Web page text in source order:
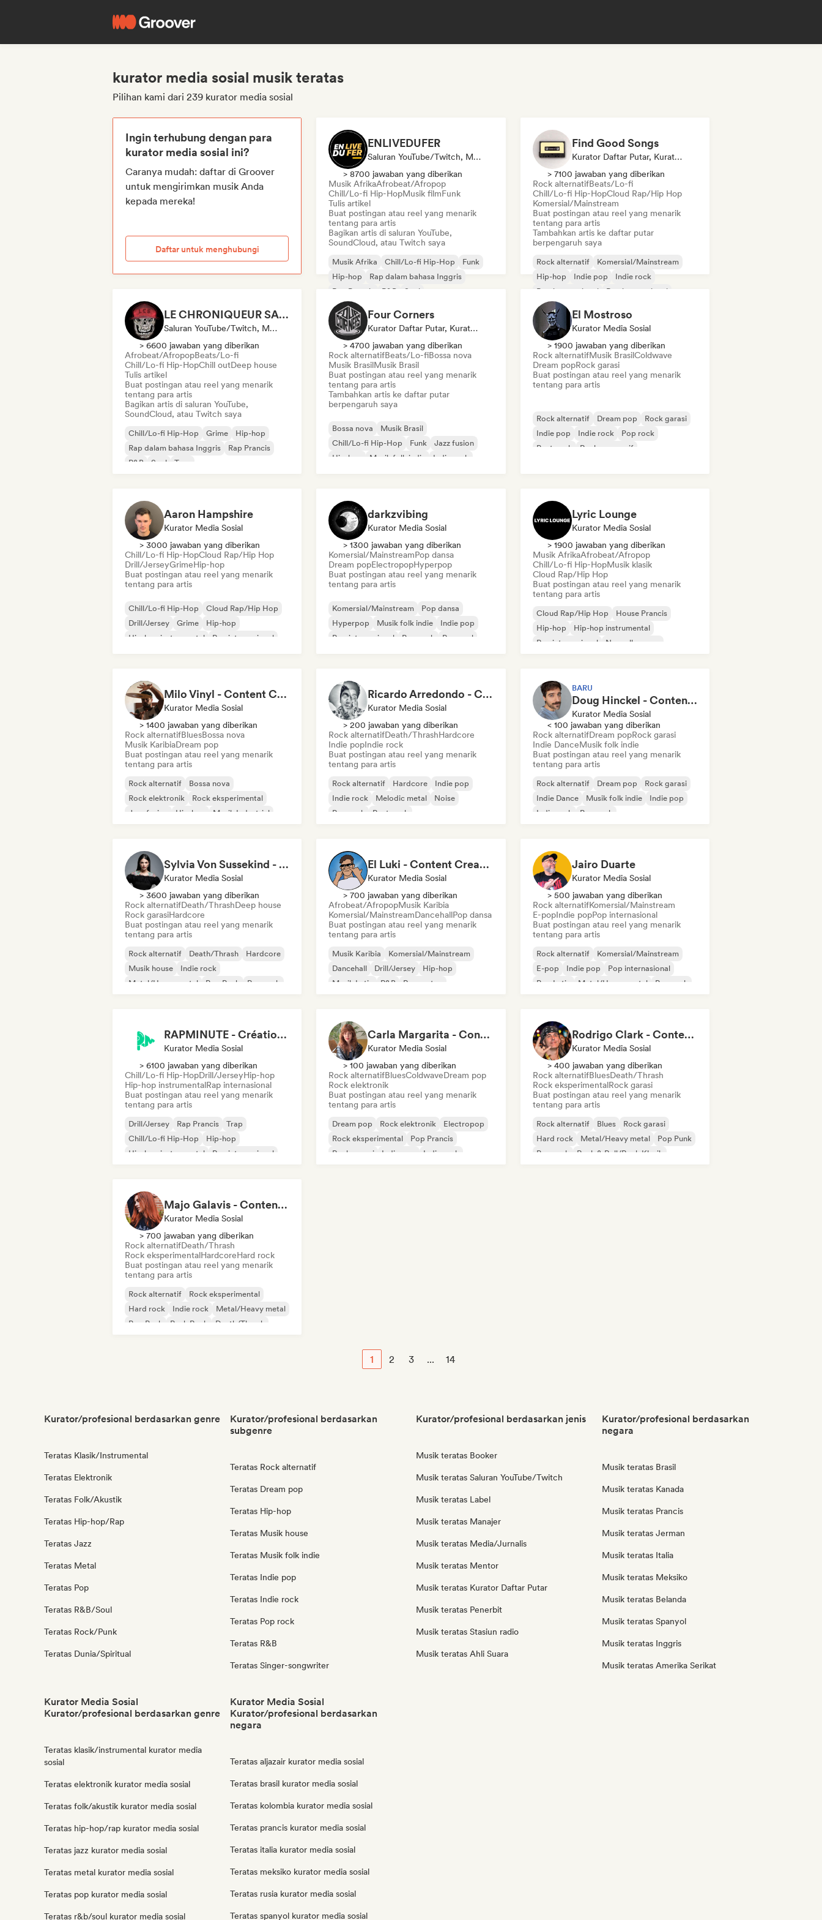
kurator media sosial musik teratas
Pilihan kami dari 239 kurator media sosial
Ingin terhubung dengan para
kurator media sosial ini?
Caranya mudah: daftar di Groover
untuk mengirimkan musik Anda
kepada mereka!
Daftar untuk menghubungi
ENLIVEDUFER
Saluran YouTube/Twitch, Media/Jurnalis, Kurator Media Sosial
> 8700 jawaban yang diberikan
Musik AfrikaAfrobeat/Afropop
Chill/Lo-fi Hip-HopMusik filmFunk
Tulis artikel
Buat postingan atau reel yang menarik
tentang para artis
Bagikan artis di saluran YouTube,
SoundCloud, atau Twitch saya
Musik Afrika Chill/Lo-fi Hip-Hop
Funk
Hip-hop
Rap dalam bahasa Inggris
Rap Prancis
R&B Soul
Find Good Songs
Kurator Daftar Putar, Kurator Media Sosial
> 7100 jawaban yang diberikan
Rock alternatifBeats/Lo-fi
Chill/Lo-fi Hip-HopCloud Rap/Hip Hop
Komersial/Mainstream
Buat postingan atau reel yang menarik
tentang para artis
Tambahkan artis ke daftar putar
berpengaruh saya
Rock alternatif
Komersial/Mainstream
Hip-hop
Indie pop
Indie rock
Pop internasional
Rap internasional
Pop rock
LE CHRONIQUEUR SALE
Saluran YouTube/Twitch, Media/Jurnalis, Kurator Media Sosial
> 6600 jawaban yang diberikan
Afrobeat/AfropopBeats/Lo-fi
Chill/Lo-fi Hip-HopChill outDeep house
Tulis artikel
Buat postingan atau reel yang menarik
tentang para artis
Bagikan artis di saluran YouTube,
SoundCloud, atau Twitch saya
Chill/Lo-fi Hip-Hop Grime
Hip-hop
Rap dalam bahasa Inggris
Rap Prancis
R&B
Soul Trap
Four Corners
Kurator Daftar Putar, Kurator Media Sosial
> 4700 jawaban yang diberikan
Rock alternatifBeats/Lo-fiBossa nova
Musik BrasilMusik Brasil
Buat postingan atau reel yang menarik
tentang para artis
Tambahkan artis ke daftar putar
berpengaruh saya
Bossa nova
Musik Brasil
Chill/Lo-fi Hip-Hop
Funk
Jazz fusion
Hip-hop
Musik folk indie Indie rock
El Mostroso
Kurator Media Sosial
> 1900 jawaban yang diberikan
Rock alternatifMusik BrasilColdwave
Dream popRock garasi
Buat postingan atau reel yang menarik
tentang para artis
Rock alternatif Dream pop
Rock garasi
Indie pop
Indie rock
Pop rock
Post-rock
Rock progresif
Aaron Hampshire
Kurator Media Sosial
> 3000 jawaban yang diberikan
Chill/Lo-fi Hip-HopCloud Rap/Hip Hop
Drill/JerseyGrimeHip-hop
Buat postingan atau reel yang menarik
tentang para artis
Chill/Lo-fi Hip-Hop
Cloud Rap/Hip Hop
Drill/Jersey
Grime
Hip-hop
Hip-hop instrumental
Rap internasional
darkzvibing
Kurator Media Sosial
> 1300 jawaban yang diberikan
Komersial/MainstreamPop dansa
Dream popElectropopHyperpop
Buat postingan atau reel yang menarik
tentang para artis
Komersial/Mainstream
Pop dansa
Hyperpop
Musik folk indie
Indie pop
Pop internasional
Pop rock Pop soul
Lyric Lounge
Kurator Media Sosial
> 1900 jawaban yang diberikan
Musik AfrikaAfrobeat/Afropop
Chill/Lo-fi Hip-HopMusik klasik
Cloud Rap/Hip Hop
Buat postingan atau reel yang menarik
tentang para artis
Cloud Rap/Hip Hop
House Prancis
Hip-hop
Hip-hop instrumental
Rap internasional
Nouvelle scene
Milo Vinyl - Content Creator
Kurator Media Sosial
> 1400 jawaban yang diberikan
Rock alternatifBluesBossa nova
Musik KaribiaDream pop
Buat postingan atau reel yang menarik
tentang para artis
Rock alternatif
Bossa nova
Rock elektronik
Rock eksperimental
Jazz fusion
Hip-hop
Musik Industrial
Ricardo Arredondo - Content Creator
Kurator Media Sosial
> 200 jawaban yang diberikan
Rock alternatifDeath/ThrashHardcore
Indie popIndie rock
Buat postingan atau reel yang menarik
tentang para artis
Rock alternatif Hardcore
Indie pop
Indie rock
Melodic metal
Noise
Pop rock
Post-rock
BARU
Doug Hinckel - Content Creator
Kurator Media Sosial
< 100 jawaban yang diberikan
Rock alternatifDream popRock garasi
Indie DanceMusik folk indie
Buat postingan atau reel yang menarik
tentang para artis
Rock alternatif Dream pop
Rock garasi
Indie Dance
Musik folk indie
Indie pop
Indie rock
Pop rock
Sylvia Von Sussekind - Content Creator
Kurator Media Sosial
> 3600 jawaban yang diberikan
Rock alternatifDeath/ThrashDeep house
Rock garasiHardcore
Buat postingan atau reel yang menarik
tentang para artis
Rock alternatif Death/Thrash
Hardcore
Musik house
Indie rock
Metal/Heavy metal
Pop Punk Pop rock
El Luki - Content Creator
Kurator Media Sosial
> 700 jawaban yang diberikan
Afrobeat/AfropopMusik Karibia
Komersial/MainstreamDancehallPop dansa
Buat postingan atau reel yang menarik
tentang para artis
Musik Karibia
Komersial/Mainstream
Dancehall
Drill/Jersey
Hip-hop
Musik Latin
R&B Reggaeton
Jairo Duarte
Kurator Media Sosial
> 500 jawaban yang diberikan
Rock alternatifKomersial/Mainstream
E-popIndie popPop internasional
Buat postingan atau reel yang menarik
tentang para artis
Rock alternatif
Komersial/Mainstream
E-pop
Indie pop
Pop internasional
Pop Latin
Metal/Heavy metal Pop rock
RAPMINUTE - Création de Contenu
Kurator Media Sosial
> 6100 jawaban yang diberikan
Chill/Lo-fi Hip-HopDrill/JerseyHip-hop
Hip-hop instrumentalRap internasional
Buat postingan atau reel yang menarik
tentang para artis
Drill/Jersey Rap Prancis
Trap
Chill/Lo-fi Hip-Hop
Hip-hop
Hip-hop instrumental
Rap internasional
Carla Margarita - Content Creator
Kurator Media Sosial
> 100 jawaban yang diberikan
Rock alternatifBluesColdwaveDream pop
Rock elektronik
Buat postingan atau reel yang menarik
tentang para artis
Dream pop Rock elektronik
Electropop
Rock eksperimental
Pop Prancis
Rock garasi
Indie pop Indie rock
Rodrigo Clark - Content Creator
Kurator Media Sosial
> 400 jawaban yang diberikan
Rock alternatifBluesDeath/Thrash
Rock eksperimentalRock garasi
Buat postingan atau reel yang menarik
tentang para artis
Rock alternatif Blues
Rock garasi
Hard rock
Metal/Heavy metal
Pop Punk
Pop rock
Rock & Roll/Rock Klasik
Majo Galavis - Content Creator
Kurator Media Sosial
> 700 jawaban yang diberikan
Rock alternatifDeath/Thrash
Rock eksperimentalHardcoreHard rock
Buat postingan atau reel yang menarik
tentang para artis
Rock alternatif
Rock eksperimental
Hard rock
Indie rock
Metal/Heavy metal
Pop Punk
Punk Rock Death/Thrash
1 2 3 ... 14
Kurator/profesional berdasarkan genre
Teratas Klasik/Instrumental
Teratas Elektronik
Teratas Folk/Akustik
Teratas Hip-hop/Rap
Teratas Jazz
Teratas Metal
Teratas Pop
Teratas R&B/Soul
Teratas Rock/Punk
Teratas Dunia/Spiritual
Kurator/profesional berdasarkan
subgenre
Teratas Rock alternatif
Teratas Dream pop
Teratas Hip-hop
Teratas Musik house
Teratas Musik folk indie
Teratas Indie pop
Teratas Indie rock
Teratas Pop rock
Teratas R&B
Teratas Singer-songwriter
Kurator/profesional berdasarkan jenis
Musik teratas Booker
Musik teratas Saluran YouTube/Twitch
Musik teratas Label
Musik teratas Manajer
Musik teratas Media/Jurnalis
Musik teratas Mentor
Musik teratas Kurator Daftar Putar
Musik teratas Penerbit
Musik teratas Stasiun radio
Musik teratas Ahli Suara
Kurator/profesional berdasarkan
negara
Musik teratas Brasil
Musik teratas Kanada
Musik teratas Prancis
Musik teratas Jerman
Musik teratas Italia
Musik teratas Meksiko
Musik teratas Belanda
Musik teratas Spanyol
Musik teratas Inggris
Musik teratas Amerika Serikat
Kurator Media Sosial
Kurator/profesional berdasarkan genre
Teratas klasik/instrumental kurator media
sosial
Teratas elektronik kurator media sosial
Teratas folk/akustik kurator media sosial
Teratas hip-hop/rap kurator media sosial
Teratas jazz kurator media sosial
Teratas metal kurator media sosial
Teratas pop kurator media sosial
Teratas r&b/soul kurator media sosial
Kurator Media Sosial
Kurator/profesional berdasarkan
negara
Teratas aljazair kurator media sosial
Teratas brasil kurator media sosial
Teratas kolombia kurator media sosial
Teratas prancis kurator media sosial
Teratas italia kurator media sosial
Teratas meksiko kurator media sosial
Teratas rusia kurator media sosial
Teratas spanyol kurator media sosial